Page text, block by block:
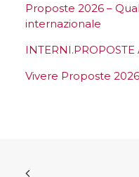
Proposte 2026 –
internazionale
Vivere Proposte 2026